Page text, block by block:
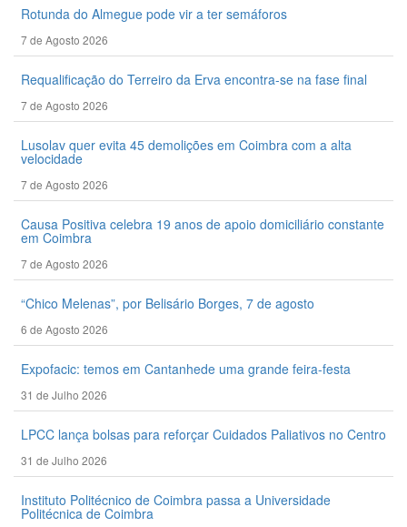
Rotunda do Almegue pode vir a ter semáforos
7 de Agosto 2026
Requalificação do Terreiro da Erva encontra-se na fase final
7 de Agosto 2026
Lusolav quer evita 45 demolições em Coimbra com a alta
velocidade
7 de Agosto 2026
Causa Positiva celebra 19 anos de apoio domiciliário constante
em Coimbra
7 de Agosto 2026
“Chico Melenas”, por Belisário Borges, 7 de agosto
6 de Agosto 2026
Expofacic: temos em Cantanhede uma grande feira-festa
31 de Julho 2026
LPCC lança bolsas para reforçar Cuidados Paliativos no Centro
31 de Julho 2026
Instituto Politécnico de Coimbra passa a Universidade
Politécnica de Coimbra